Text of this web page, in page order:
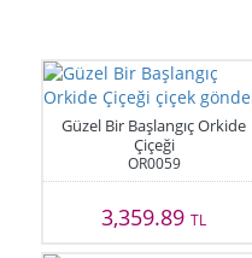
Güzel Bir Başlangıç Orkide
Çiçeği
OR0059
3,359.89TL